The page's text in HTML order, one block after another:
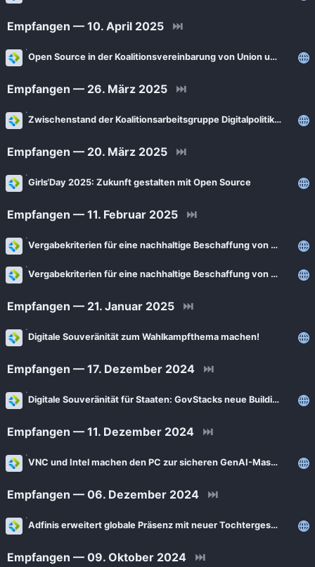
Empfangen — 10. April 2025 ⏭
Open Source in der Koalitionsvereinbarung von Union und SPD: Jetzt kommt es auf die Umsetzung an!
Empfangen — 26. März 2025 ⏭
Zwischenstand der Koalitionsarbeitsgruppe Digitalpolitik: Noch Luft nach oben bei Open Source
Empfangen — 20. März 2025 ⏭
Girls‘Day 2025: Zukunft gestalten mit Open Source
Empfangen — 11. Februar 2025 ⏭
Vergabekriterien für eine nachhaltige Beschaffung von Open Source Software
Vergabekriterien für eine nachhaltige Beschaffung von Open Source Software
Empfangen — 21. Januar 2025 ⏭
Digitale Souveränität zum Wahlkampfthema machen!
Empfangen — 17. Dezember 2024 ⏭
Digitale Souveränität für Staaten: GovStacks neue Building Block Spezifikationen für Cloud-Infrastruktur
Empfangen — 11. Dezember 2024 ⏭
VNC und Intel machen den PC zur sicheren GenAI-Maschine
Empfangen — 06. Dezember 2024 ⏭
Adfinis erweitert globale Präsenz mit neuer Tochtergesellschaft in Ägypten
Empfangen — 09. Oktober 2024 ⏭